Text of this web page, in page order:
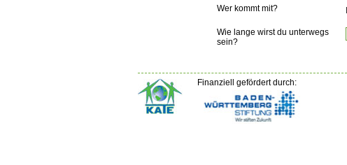
Wer kommt mit?
Wie lange wirst du unterwegs
sein?
Finanziell gefördert durch: